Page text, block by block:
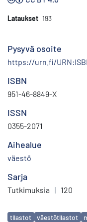
Lataukset 193
Pysyvä osoite
https://urn.fi/
ISBN
951-46-8849-X
ISSN
0355-2071
Aihealue
väestö
Sarja
Tutkimuksia | 120
Avainsanat
tilastot väestötilastot